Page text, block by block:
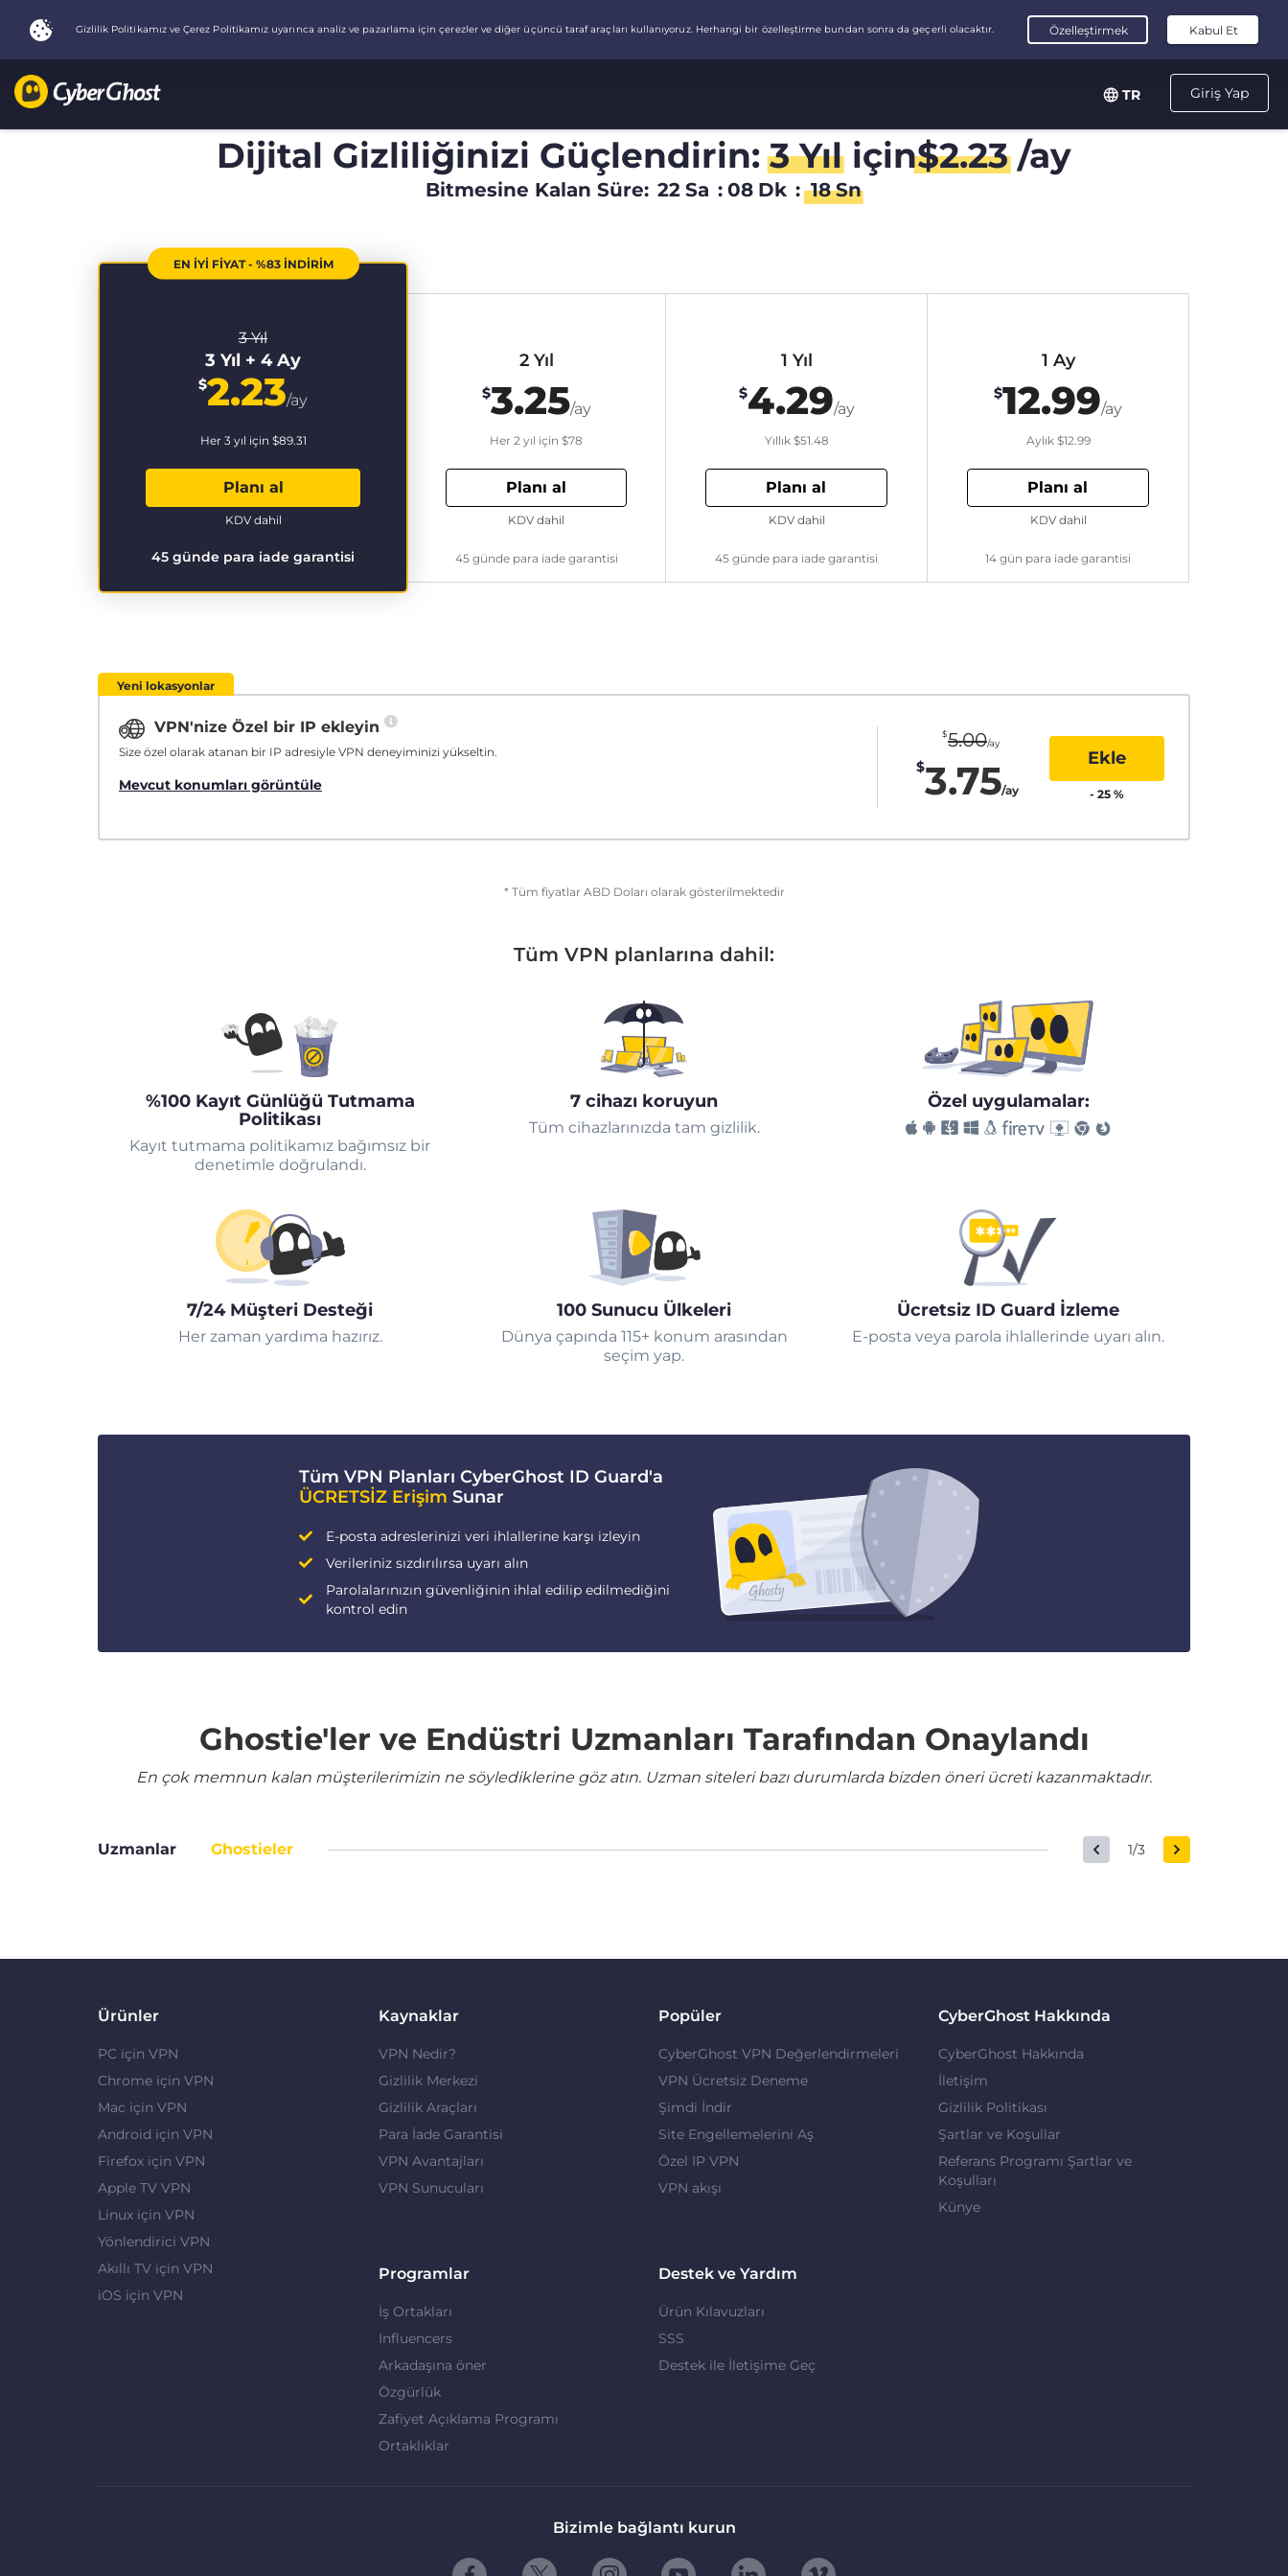
Giriş Yap
TR
Dijital Gizliliğinizi Güçlendirin:3 Yıliçin$2.23/ay
Bitmesine Kalan Süre: 22 Sa : 08 Dk : 17 Sn
EN İYİ FİYAT - %83 İNDİRİM
3 Yıl
3 Yıl + 4 Ay
$2.23/ay
Her 3 yıl için $89.31
Planı al
45 günde para iade garantisi
KDV dahil
2 Yıl
$3.25/ay
Her 2 yıl için$78
Planı al
45 günde para iade garantisi
KDV dahil
1 Yıl
$4.29/ay
Yıllık $51.48
Planı al
45 günde para iade garantisi
KDV dahil
1 Ay
$12.99/ay
Aylık $12.99
Planı al
14 gün para iade garantisi
KDV dahil
Yeni lokasyonlar
VPN'nize Özel bir IP ekleyin
Size özel olarak atanan bir IP adresiyle VPN deneyiminizi yükseltin.
Mevcut konumları görüntüle
$5.00/ay
$3.75/ay
Ekle
- 25 %
* Tüm fiyatlar ABD Doları olarak gösterilmektedir
Tüm VPN planlarına dahil:
%100 Kayıt Günlüğü Tutmama
Politikası
Kayıt tutmama politikamız bağımsız bir
denetimle doğrulandı.
7 cihazı koruyun
Tüm cihazlarınızda tam gizlilik.
Özel uygulamalar:
7/24 Müşteri Desteği
Her zaman yardıma hazırız.
100 Sunucu Ülkeleri
Dünya çapında 115+ konum arasından
seçim yap.
Ücretsiz ID Guard İzleme
E-posta veya parola ihlallerinde uyarı alın.
Tüm VPN Planları CyberGhost ID Guard'a
ÜCRETSİZ Erişim Sunar
E-posta adreslerinizi veri ihlallerine karşı izleyin
Verileriniz sızdırılırsa uyarı alın
Parolalarınızın güvenliğinin ihlal edilip edilmediğini
kontrol edin
Ghostie'ler ve Endüstri Uzmanları Tarafından Onaylandı
En çok memnun kalan müşterilerimizin ne söylediklerine göz atın. Uzman siteleri bazı durumlarda bizden öneri ücreti kazanmaktadır.
Uzmanlar Ghostieler 1/3
Ürünler
PC için VPN
Chrome için VPN
Mac için VPN
Android için VPN
Firefox için VPN
Apple TV VPN
Linux için VPN
Yönlendirici VPN
Akıllı TV için VPN
iOS için VPN
Kaynaklar
VPN Nedir?
Gizlilik Merkezi
Gizlilik Araçları
Para İade Garantisi
VPN Avantajları
VPN Sunucuları
Popüler
CyberGhost VPN Değerlendirmeleri
VPN Ücretsiz Deneme
Şimdi İndir
Site Engellemelerini Aş
Özel IP VPN
VPN akışı
CyberGhost Hakkında
CyberGhost Hakkında
İletişim
Gizlilik Politikası
Şartlar ve Koşullar
Referans Programı Şartlar ve
Koşulları
Künye
Programlar
İş Ortakları
Influencers
Arkadaşına öner
Özgürlük
Zafiyet Açıklama Programı
Ortaklıklar
Destek ve Yardım
Ürün Kılavuzları
SSS
Destek ile İletişime Geç
Bizimle bağlantı kurun